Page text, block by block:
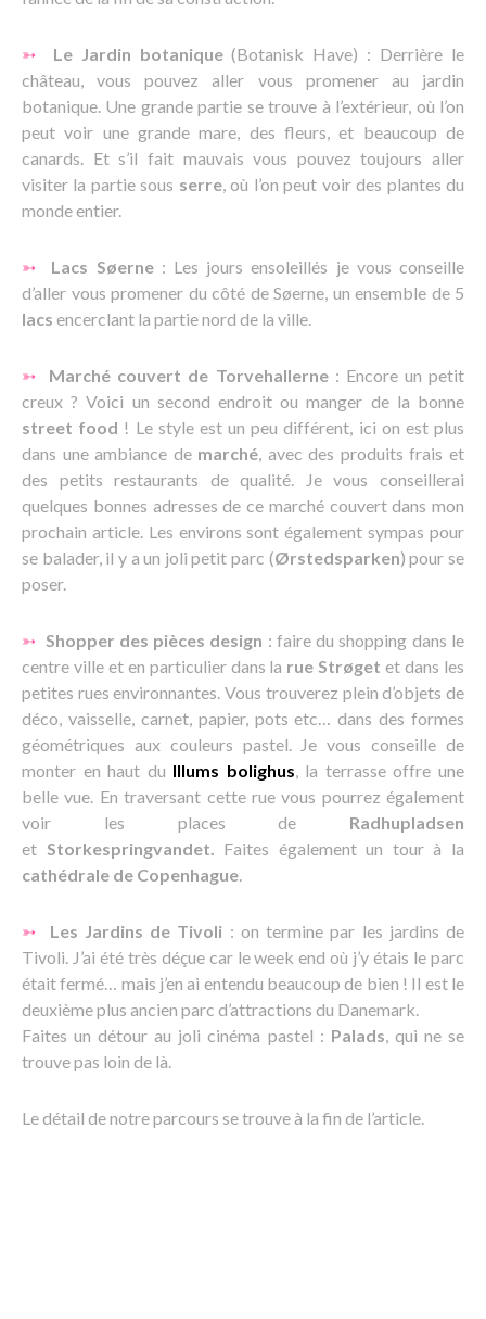
➳ Le Jardin botanique(Botanisk Have) : Derrière le
château, vous pouvez aller vous promener au jardin
botanique. Une grande partie se trouve à l’extérieur, où l’on
peut voir une grande mare, des fleurs, et beaucoup de
canards. Et s’il fait mauvais vous pouvez toujours aller
visiter la partie sous serre, où l’on peut voir des plantes du
monde entier.
➳ Lacs Søerne: Les jours ensoleillés je vous conseille
d’aller vous promener du côté de Søerne, un ensemble de 5
lacs encerclant la partie nord de la ville.
➳ Marché couvert de Torvehallerne: Encore un petit
creux ? Voici un second endroit ou manger de la bonne
street food ! Le style est un peu différent, ici on est plus
dans une ambiance de marché, avec des produits frais et
des petits restaurants de qualité. Je vous conseillerai
quelques bonnes adresses de ce marché couvert dans mon
prochain article. Les environs sont également sympas pour
se balader, il y a un joli petit parc (Ørstedsparken) pour se
poser.
➳ Shopper des pièces design : faire du shopping dans le
centre ville et en particulier dans la rue Strøget et dans les
petites rues environnantes. Vous trouverez plein d’objets de
déco, vaisselle, carnet, papier, pots etc… dans des formes
géométriques aux couleurs pastel. Je vous conseille de
monter en haut du Illums bolighus, la terrasse offre une
belle vue. En traversant cette rue vous pourrez également
voir les places de Radhupladsen
et Storkespringvandet. Faites également un tour à la
cathédrale de Copenhague.
➳ Les Jardins de Tivoli : on termine par les jardins de
Tivoli. J’ai été très déçue car le week end où j’y étais le parc
était fermé… mais j’en ai entendu beaucoup de bien ! Il est le
deuxième plus ancien parc d’attractions du Danemark.
Faites un détour au joli cinéma pastel : Palads, qui ne se
trouve pas loin de là.
Le détail de notre parcours se trouve à la fin de l’article.